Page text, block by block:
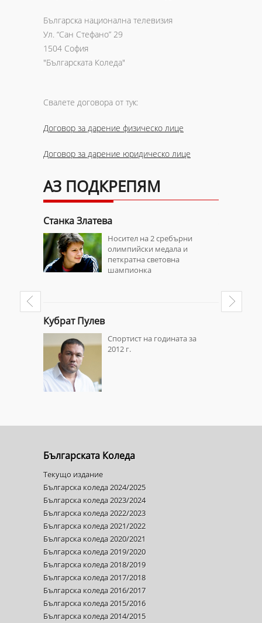
Българска национална телевизия
Ул. “Сан Стефано” 29
1504 София
"Българската Коледа"
Свалете договора от тук:
Договор за дарение физическо лице
Договор за дарение юридическо лице
АЗ ПОДКРЕПЯМ
Станка Златева
Носител на 2 сребърни
олимпийски медала и
петкратна световна
шампионка
Кубрат Пулев
Спортист на годината за
2012 г.
Българската Коледа
Текущо издание
Българска коледа 2024/2025
Българска коледа 2023/2024
Българска коледа 2022/2023
Българска коледа 2021/2022
Българска коледа 2020/2021
Българска коледа 2019/2020
Българска коледа 2018/2019
Българска коледа 2017/2018
Българска коледа 2016/2017
Българска коледа 2015/2016
Българска коледа 2014/2015